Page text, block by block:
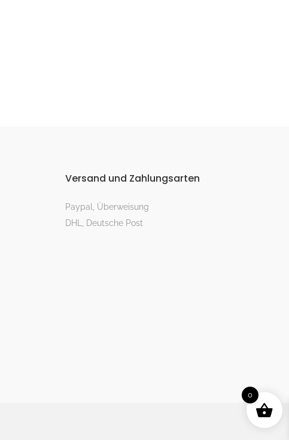
Versand und Zahlungsarten
Paypal, Überweisung
DHL, Deutsche Post
0